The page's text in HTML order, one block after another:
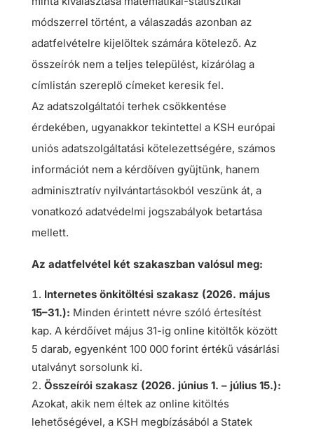
módszerrel történt, a válaszadás azonban az
adatfelvételre kijelöltek számára kötelező. Az
összeírók nem a teljes települést, kizárólag a
címlistán szereplő címeket keresik fel.
Az adatszolgáltatói terhek csökkentése
érdekében, ugyanakkor tekintettel a KSH európai
uniós adatszolgáltatási kötelezettségére, számos
információt nem a kérdőíven gyűjtünk, hanem
adminisztratív nyilvántartásokból veszünk át, a
vonatkozó adatvédelmi jogszabályok betartása
mellett.
Az adatfelvétel két szakaszban valósul meg:
Internetes önkitöltési szakasz (2026. május
15–31.): Minden érintett névre szóló értesítést
kap. A kérdőívet május 31-ig online kitöltők között
5 darab, egyenként 100 000 forint értékű vásárlási
utalványt sorsolunk ki.
Összeírói szakasz (2026. június 1. – július 15.):
Azokat, akik nem éltek az online kitöltés
lehetőségével, a KSH megbízásából a Statek